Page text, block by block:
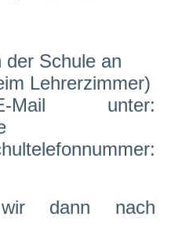
der Schule an
Lehrerzimmer)
unter:
dann nach